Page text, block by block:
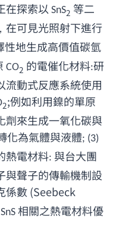
在探索以 SnS2 等二
在可見光照射下進行
性地生成高價值碳氫
CO2 的電催化材料:研
流動式反應系統使用
2;例如利用鎳的單原
劑來生成一氧化碳與
化為氣體與液體
熱電材料: 與台大團
與聲子的傳輸機制設
係數(Seebeck
SnS 相關之熱電材料優